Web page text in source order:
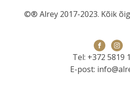
©® Alrey 2017-2023. Kõik
Tel: +372 5819
E-post: